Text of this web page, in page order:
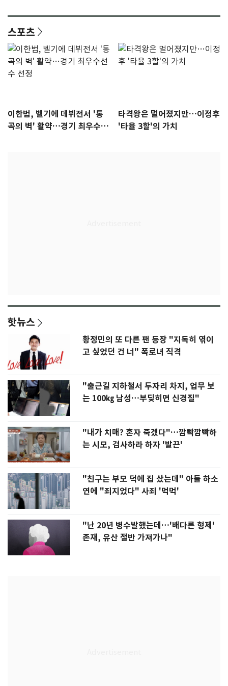
스포츠
이한범, 벨기에 데뷔전서 '통
곡의 벽' 활약…경기 최우수선
타격왕은 멀어졌지만…이정후
'타율 3할'의 가치
핫뉴스
황정민의 또 다른 팬 등장 "지독히 엮이
고 싶었던 건 너" 폭로녀 직격
"출근길 지하철서 두자리 차지, 업무 보
는 100㎏ 남성…부딪히면 신경질"
"내가 치매? 혼자 죽겠다"…깜빡깜빡하
는 시모, 검사하라 하자 '발끈'
"친구는 부모 덕에 집 샀는데" 아들 하소
연에 "죄지었다" 사죄 '먹먹'
"난 20년 병수발했는데…'배다른 형제'
존재, 유산 절반 가져가나"